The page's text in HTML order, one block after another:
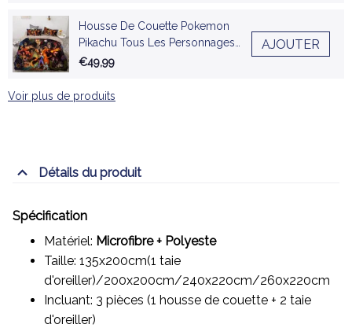
Housse De Couette Pokemon
Pikachu Tous Les Personnages
2 Parure de lit Ensemble De
€49,99
AJOUTER
Voir plus de produits
Détails du produit
Spécification
Matériel: Microfibre + Polyeste
Taille: 135x200cm(1 taie
d'oreiller)/200x200cm/240x220cm/260x220cm
Incluant: 3 pièces (1 housse de couette + 2 taie
d'oreiller)